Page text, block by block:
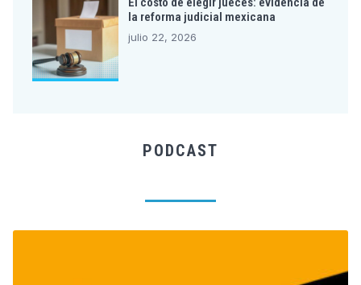
la reforma judicial mexicana
julio 22, 2026
PODCAST